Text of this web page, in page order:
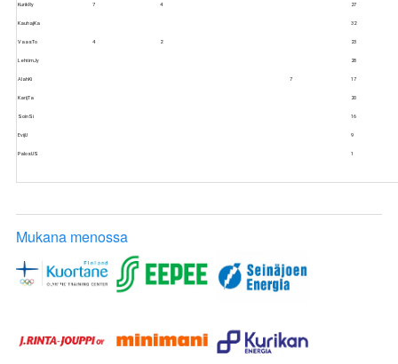
KurikRy 7 4 27
KauhajKa 32
VaasTo 4 2 23
LehtimJy 28
AlahKi 7 17
KarijTa 20
SoinSi 16
EvijU 9
PalosUS 1
Mukana menossa